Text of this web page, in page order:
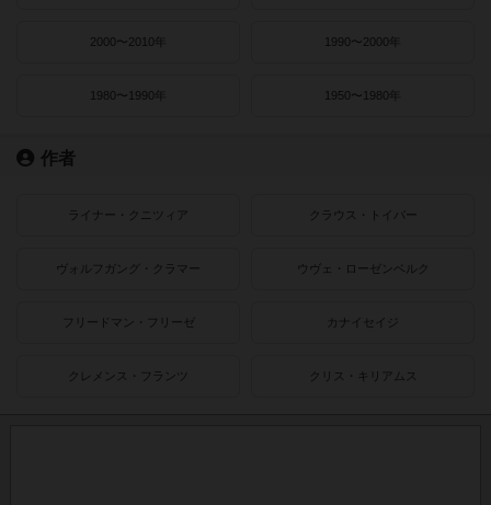
2000〜2010年 1990〜2000年
1980〜1990年 1950〜1980年
作者
ライナー・クニツィア クラウス・トイバー
ヴォルフガング・クラマー ウヴェ・ローゼンベルク
フリードマン・フリーゼ カナイセイジ
クレメンス・フランツ クリス・キリアムス